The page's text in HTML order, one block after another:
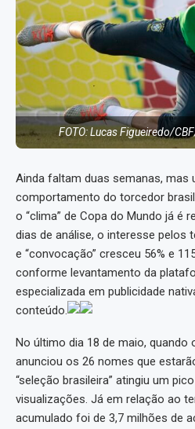
FOTO: Lucas Figueiredo/
Ainda faltam duas semanas, mas
comportamento do torcedor
o “clima” de Copa do Mundo já é
dias de análise, o interesse pelos
e “convocação” cresceu 56% e
conforme levantamento da
especializada em publicidade
conteúdo.
No último dia 18 de maio,
anunciou os 26 nomes que
“seleção brasileira” atingiu um
visualizações. Já em relação ao
acumulado foi de 3,7 milhões de